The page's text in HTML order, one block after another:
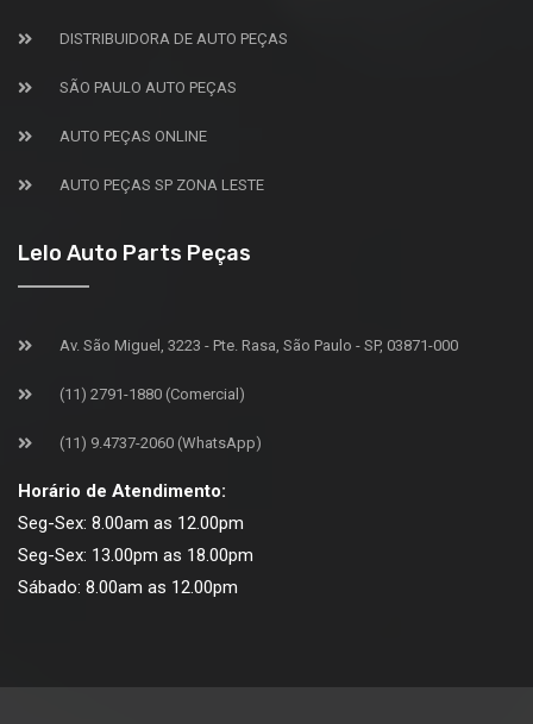
DISTRIBUIDORA DE AUTO PEÇAS
SÃO PAULO AUTO PEÇAS
AUTO PEÇAS ONLINE
AUTO PEÇAS SP ZONA LESTE
Lelo Auto Parts Peças
Av. São Miguel, 3223 - Pte. Rasa, São Paulo - SP, 03871-000
(11) 2791-1880 (Comercial)
(11) 9.4737-2060 (WhatsApp)
Horário de Atendimento:
Seg-Sex: 8.00am as 12.00pm
Seg-Sex: 13.00pm as 18.00pm
Sábado: 8.00am as 12.00pm